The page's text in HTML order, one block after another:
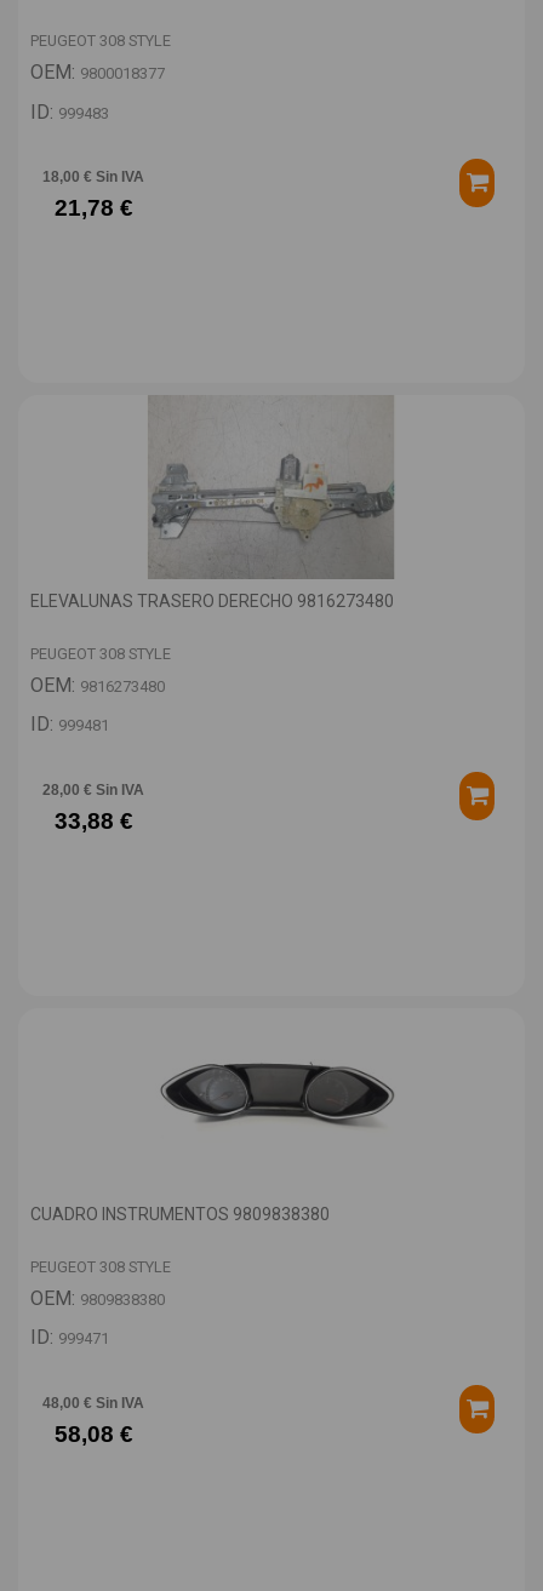
PEUGEOT 308 STYLE
OEM: 9800018377
ID: 999483
18,00 € Sin IVA
21,78 €
ELEVALUNAS TRASERO DERECHO 9816273480
PEUGEOT 308 STYLE
OEM: 9816273480
ID: 999481
28,00 € Sin IVA
33,88 €
CUADRO INSTRUMENTOS 9809838380
PEUGEOT 308 STYLE
OEM: 9809838380
ID: 999471
48,00 € Sin IVA
58,08 €